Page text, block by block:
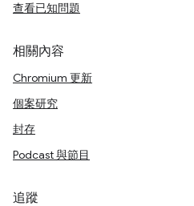
查看已知問題
相關內容
Chromium 更新
個案研究
封存
Podcast 與節目
追蹤